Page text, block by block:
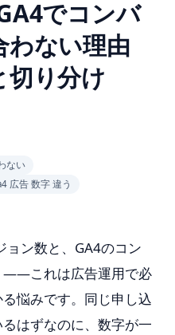
でコンバ
わない理由
切り分け
ない
広告 数字 違う
ョン数と、GA4のコン
——これは広告運用で必
悩みです。同じ申し込
はずなのに、数字が一